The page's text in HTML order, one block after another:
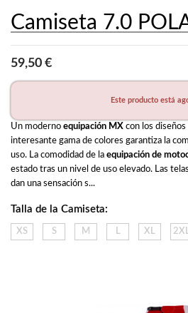
Camiseta 7.0
59,50 €
Este producto está
Un moderno equipación MX con los
interesante gama de colores garantiza la
uso. La comodidad de la equipación de
estado tras un nivel de uso elevado. Las
dan una sensación s...
Talla de la Camiseta:
XS S M L XL